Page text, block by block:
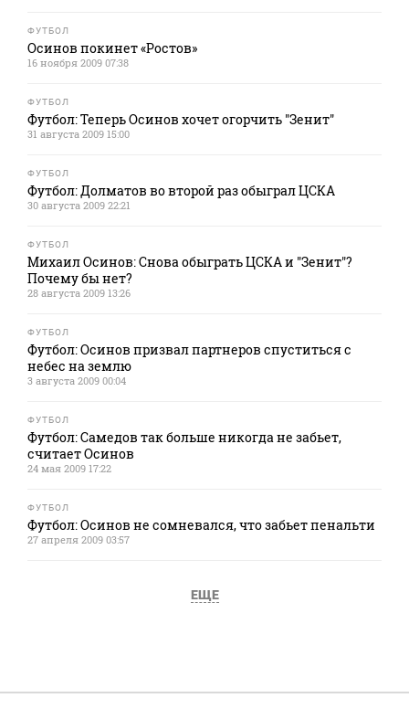
ФУТБОЛ
Осинов покинет «Ростов»
16 ноября 2009 07:38
ФУТБОЛ
Футбол: Теперь Осинов хочет огорчить "Зенит"
31 августа 2009 15:00
ФУТБОЛ
Футбол: Долматов во второй раз обыграл ЦСКА
30 августа 2009 22:21
ФУТБОЛ
Михаил Осинов: Снова обыграть ЦСКА и "Зенит"?
Почему бы нет?
28 августа 2009 13:26
ФУТБОЛ
Футбол: Осинов призвал партнеров спуститься с
небес на землю
3 августа 2009 00:04
ФУТБОЛ
Футбол: Самедов так больше никогда не забьет,
считает Осинов
24 мая 2009 17:22
ФУТБОЛ
Футбол: Осинов не сомневался, что забьет пенальти
27 апреля 2009 03:57
ЕЩЕ